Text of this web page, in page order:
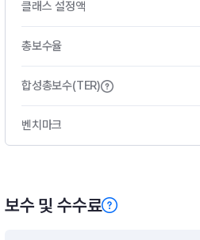
클래스 설정액
총보수율
합성총보수(TER)
벤치마크
보수 및 수수료